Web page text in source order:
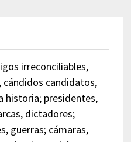
irreconciliables,
cándidos candidatos,
historia; presidentes,
dictadores;
guerras; cámaras,